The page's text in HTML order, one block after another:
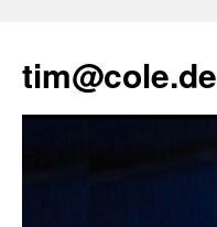
tim@cole.de